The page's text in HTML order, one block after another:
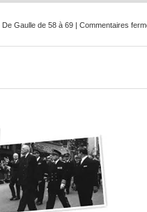
De Gaulle de 58 à 69 | Commentaires